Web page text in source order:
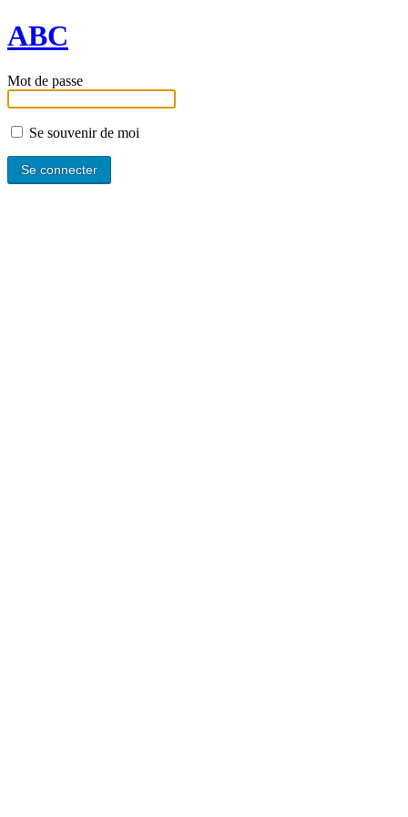
ABC
Mot de passe
Se souvenir de moi